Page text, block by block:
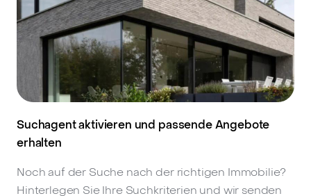
Suchagent aktivieren und passende Angebote
erhalten
Noch auf der Suche nach der richtigen Immobilie?
Hinterlegen Sie Ihre Suchkriterien und wir senden